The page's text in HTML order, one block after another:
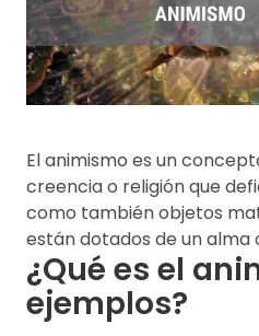
El animismo es un
creencia o religión que
como también objetos
están dotados de un alma
¿Qué es el
ejemplos?